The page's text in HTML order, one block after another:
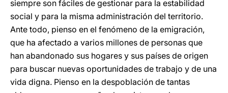
siempre son fáciles de gestionar para la estabilidad
social y para la misma administración del territorio.
Ante todo, pienso en el fenómeno de la emigración,
que ha afectado a varios millones de personas que
han abandonado sus hogares y sus países de origen
para buscar nuevas oportunidades de trabajo y de una
vida digna. Pienso en la despoblación de tantas